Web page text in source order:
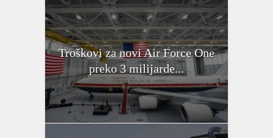
Troškovi za novi Air Force One
preko 3 milijarde...